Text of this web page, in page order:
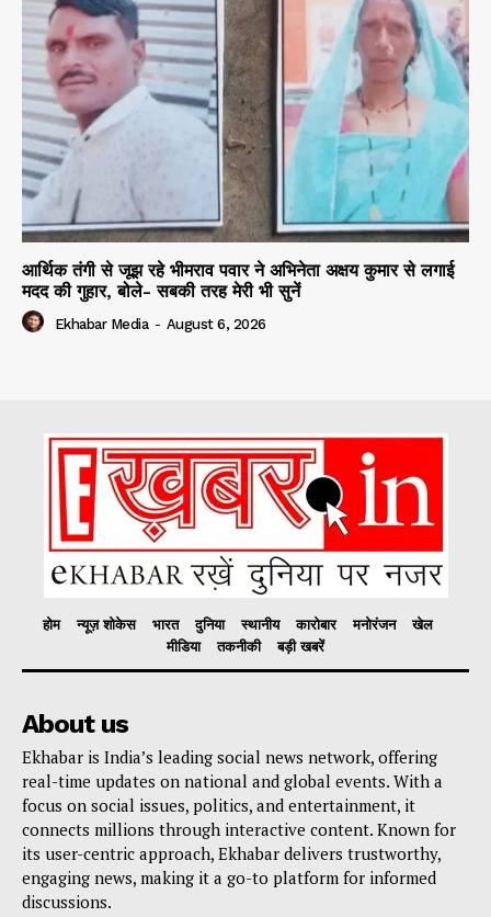
आर्थिक तंगी से जूझ रहे भीमराव पवार ने अभिनेता अक्षय कुमार से लगाई
मदद की गुहार, बोले- सबकी तरह मेरी भी सुनें
Ekhabar Media - August 6, 2026
होम न्यूज़ शोकेस भारत दुनिया स्थानीय कारोबार मनोरंजन
खेल
मीडिया
तकनीकी बड़ी खबरें
About us
Ekhabar is India’s leading social news network, offering
real-time updates on national and global events. With a
focus on social issues, politics, and entertainment, it
connects millions through interactive content. Known for
its user-centric approach, Ekhabar delivers trustworthy,
engaging news, making it a go-to platform for informed
discussions.